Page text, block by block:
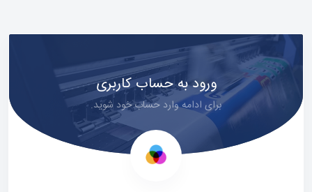
ورود به حساب کاربری
برای ادامه وارد حساب خود شوید.